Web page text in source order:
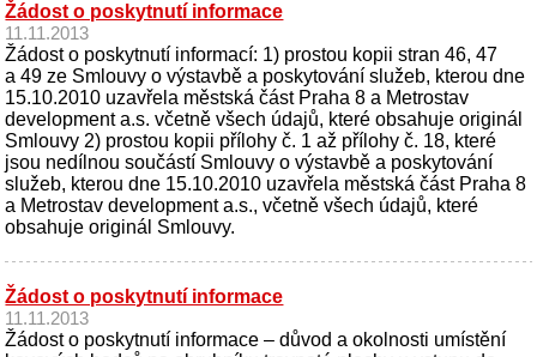
Žádost o poskytnutí informace
11.11.2013
Žádost o poskytnutí informací: 1) prostou kopii stran 46, 47
a 49 ze Smlouvy o výstavbě a poskytování služeb, kterou dne
15.10.2010 uzavřela městská část Praha 8 a Metrostav
development a.s. včetně všech údajů, které obsahuje originál
Smlouvy 2) prostou kopii přílohy č. 1 až přílohy č. 18, které
jsou nedílnou součástí Smlouvy o výstavbě a poskytování
služeb, kterou dne 15.10.2010 uzavřela městská část Praha 8
a Metrostav development a.s., včetně všech údajů, které
obsahuje originál Smlouvy.
Žádost o poskytnutí informace
11.11.2013
Žádost o poskytnutí informace – důvod a okolnosti umístění